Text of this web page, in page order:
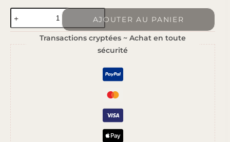
de
Moments
Précieux
AJOUTER AU PANIER
Transactions cryptées ~ Achat en toute
sécurité